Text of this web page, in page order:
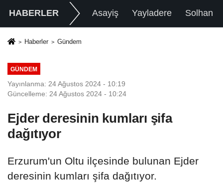
HABERLER Asayiş Yayladere Solhan
Haberler Gündem
GÜNDEM
Yayınlanma: 24 Ağustos 2024 - 10:19
Güncelleme: 24 Ağustos 2024 - 10:24
Ejder deresinin kumları şifa
dağıtıyor
Erzurum'un Oltu ilçesinde bulunan Ejder
deresinin kumları şifa dağıtıyor.